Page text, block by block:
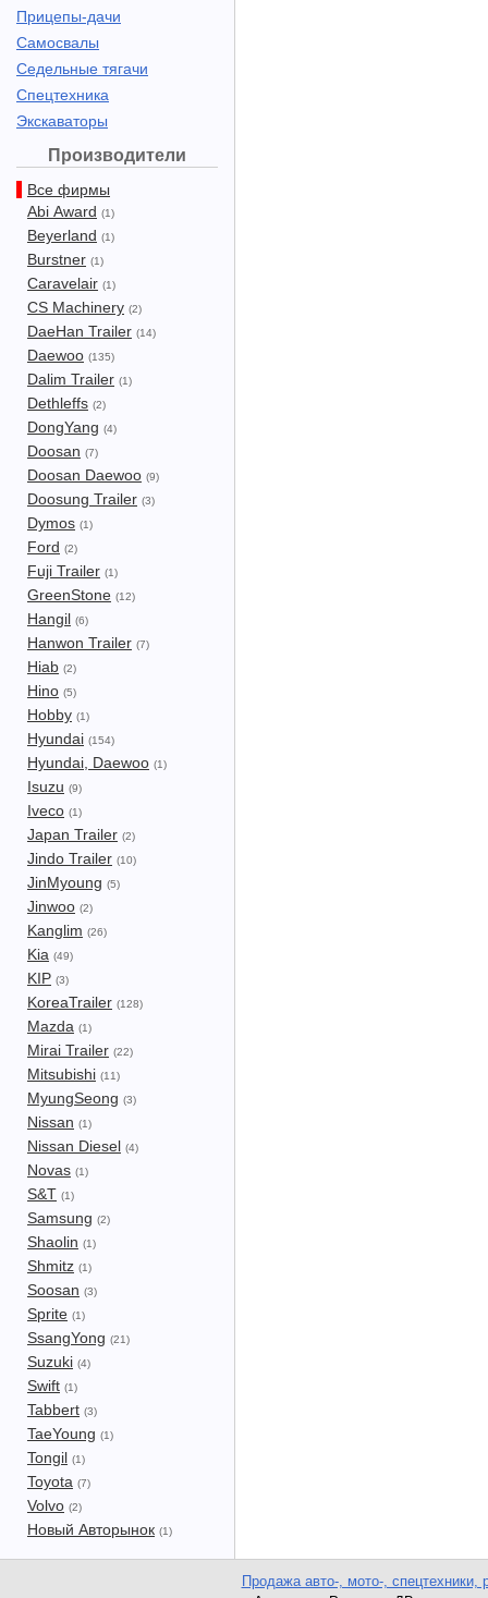
Прицепы-дачи
Самосвалы
Седельные тягачи
Спецтехника
Экскаваторы
Производители
Все фирмы
Abi Award (1)
Beyerland (1)
Burstner (1)
Caravelair (1)
CS Machinery (2)
DaeHan Trailer (14)
Daewoo (135)
Dalim Trailer (1)
Dethleffs (2)
DongYang (4)
Doosan (7)
Doosan Daewoo (9)
Doosung Trailer (3)
Dymos (1)
Ford (2)
Fuji Trailer (1)
GreenStone (12)
Hangil (6)
Hanwon Trailer (7)
Hiab (2)
Hino (5)
Hobby (1)
Hyundai (154)
Hyundai, Daewoo (1)
Isuzu (9)
Iveco (1)
Japan Trailer (2)
Jindo Trailer (10)
JinMyoung (5)
Jinwoo (2)
Kanglim (26)
Kia (49)
KIP (3)
KoreaTrailer (128)
Mazda (1)
Mirai Trailer (22)
Mitsubishi (11)
MyungSeong (3)
Nissan (1)
Nissan Diesel (4)
Novas (1)
S&T (1)
Samsung (2)
Shaolin (1)
Shmitz (1)
Soosan (3)
Sprite (1)
SsangYong (21)
Suzuki (4)
Swift (1)
Tabbert (3)
TaeYoung (1)
Tongil (1)
Toyota (7)
Volvo (2)
Новый Авторынок (1)
Продажа авто-, мото-, спецтехники,